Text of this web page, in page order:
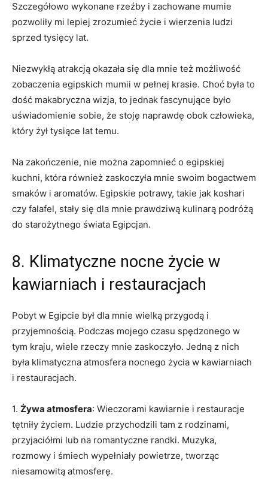
‍Szczegółowo​ wykonane rzeźby i zachowane mumie
pozwoliły mi lepiej zrozumieć życie i wierzenia ludzi
sprzed ‌tysięcy lat.
Niezwykłą atrakcją​ okazała się dla⁢ mnie też możliwość
zobaczenia egipskich mumii w pełnej​ krasie. Choć była to
dość makabryczna wizja, to jednak fascynujące ‍było
uświadomienie ⁢sobie, że‍ stoję naprawdę obok człowieka,
który‌ żył tysiące lat ‍temu.
Na zakończenie, nie można zapomnieć o⁢ egipskiej
kuchni, która również zaskoczyła‍ mnie ‍swoim bogactwem
smaków i aromatów. Egipskie potrawy, takie jak koshari
czy falafel, stały się dla‌ mnie ‌prawdziwą kulinarą podróżą
do starożytnego⁣ świata Egipcjan.
8. Klimatyczne nocne życie w
kawiarniach i restauracjach
Pobyt w Egipcie był dla mnie wielką przygodą i
‍przyjemnością. Podczas mojego czasu spędzonego w
tym kraju, wiele rzeczy mnie zaskoczyło. Jedną z nich‌
była klimatyczna‍ atmosfera nocnego życia w‍ kawiarniach
i restauracjach.
1.⁢ Żywa‌ atmosfera: Wieczorami kawiarnie i‍ restauracje
⁤tętniły życiem. Ludzie⁤ przychodzili tam z rodzinami,
przyjaciółmi ‍lub na ⁤romantyczne‌ randki.‍ Muzyka,
rozmowy i śmiech wypełniały powietrze, tworząc
niesamowitą atmosferę.